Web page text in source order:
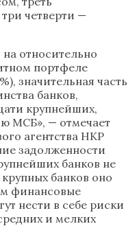
четверти —
относительно
портфеле
значительная часть
банков,
крупнейших,
МСБ», — отмечает
агентства НКР
задолженности
банков не
банков оно
финансовые
нести в себе риски
и мелких